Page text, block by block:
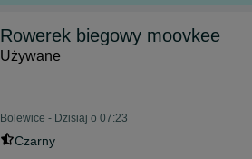
Rowerek biegowy moovkee
Używane
Bolewice - Dzisiaj o 07:23
Czarny